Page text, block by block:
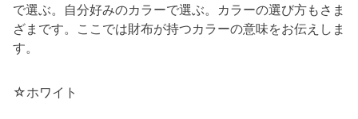
で選ぶ。自分好みのカラーで選ぶ。カラーの選び方もさま
ざまです。ここでは財布が持つカラーの意味をお伝えしま
す。
☆ホワイト